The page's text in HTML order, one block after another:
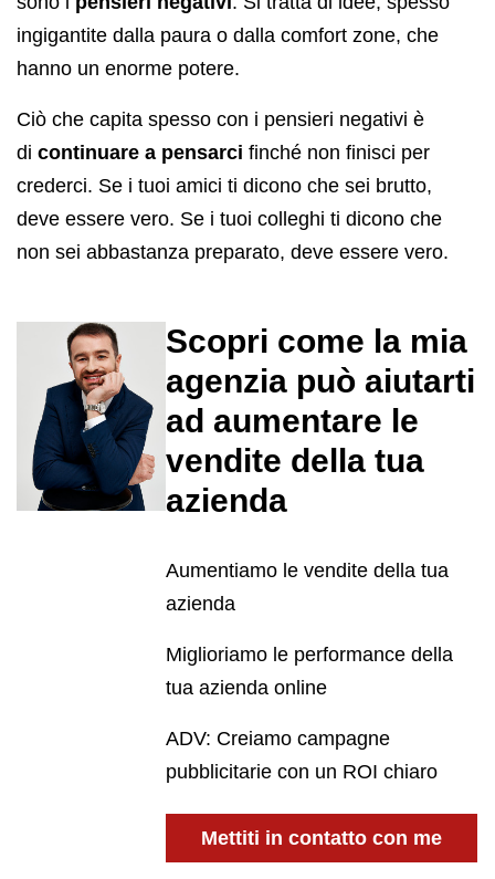
ingigantite dalla paura o dalla comfort zone, che
hanno un enorme potere.
Ciò che capita spesso con i pensieri negativi è
di continuare a pensarci finché non finisci per
crederci. Se i tuoi amici ti dicono che sei brutto,
deve essere vero. Se i tuoi colleghi ti dicono che
non sei abbastanza preparato, deve essere vero.
Scopri come la mia
agenzia può aiutarti
ad aumentare le
vendite della tua
azienda
Aumentiamo le vendite della tua
azienda
Miglioriamo le performance della
tua azienda online
ADV: Creiamo campagne
pubblicitarie con un ROI chiaro
Mettiti in contatto con me